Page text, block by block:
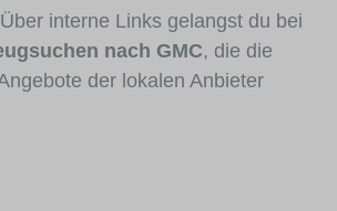
interne Links gelangst du bei
nach GMC, die die
der lokalen Anbieter